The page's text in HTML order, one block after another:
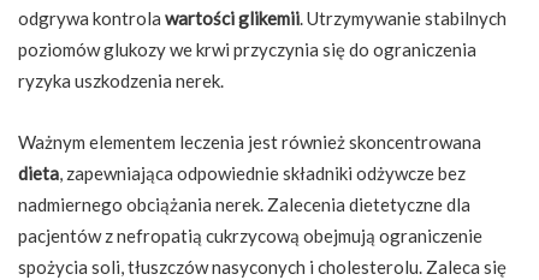
odgrywa kontrola wartości glikemii. Utrzymywanie stabilnych
poziomów glukozy we krwi przyczynia się do ograniczenia
ryzyka uszkodzenia nerek.
Ważnym elementem leczenia jest również skoncentrowana
dieta, zapewniająca odpowiednie składniki odżywcze bez
nadmiernego obciążania nerek. Zalecenia dietetyczne dla
pacjentów z nefropatią cukrzycową obejmują ograniczenie
spożycia soli, tłuszczów nasyconych i cholesterolu. Zaleca się